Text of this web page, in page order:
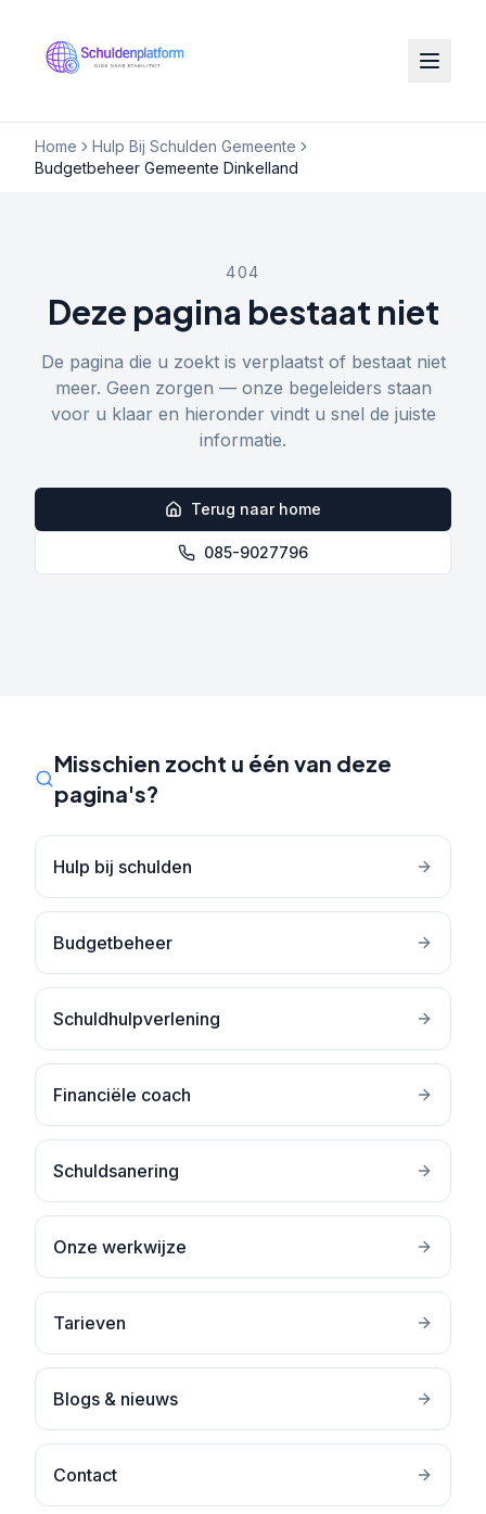
Home
Hulp Bij Schulden Gemeente
Budgetbeheer Gemeente Dinkelland
404
Deze pagina bestaat niet
De pagina die u zoekt is verplaatst of bestaat niet
meer. Geen zorgen — onze begeleiders staan
voor u klaar en hieronder vindt u snel de juiste
informatie.
Terug naar home
085-9027796
Misschien zocht u één van deze
pagina's?
Hulp bij schulden
Budgetbeheer
Schuldhulpverlening
Financiële coach
Schuldsanering
Onze werkwijze
Tarieven
Blogs & nieuws
Contact